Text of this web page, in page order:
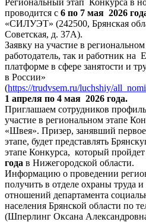
проводится с 6 по 7 мая 2026
«СИЛУЭТ» (242500, Брянская
Советская, д. 37А).
Заявку на участие в
работодатель, так и работник на
платформе в сфере занятости и
в России»
(https://trudvsem.ru/luchshiy/
1 апреля по 4 мая 2026 года.
Приглашаем сотрудников
участие в региональном этапе
«Швея». Призер, занявший
этапе, будет представлять
этапе Конкурса, который пройдет
года в Нижегородской области.
Информацию о проведении
получить в отделе охраны труда
отношений департамента
населения Брянской области по
(Шперлинг Оксана